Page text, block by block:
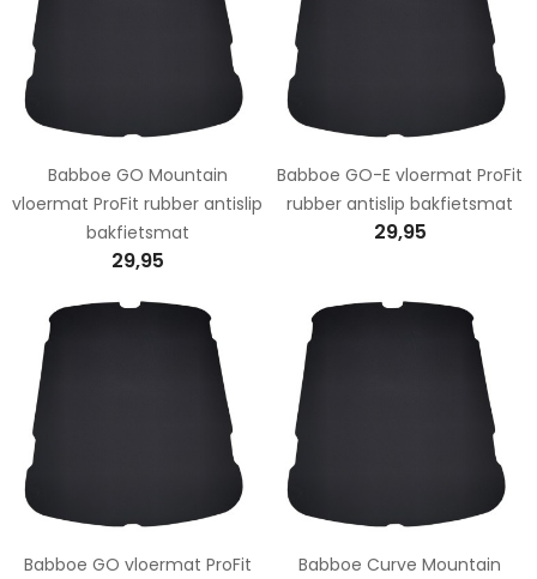
Babboe GO Mountain
vloermat ProFit rubber antislip
bakfietsmat
29,95
Babboe GO-E vloermat ProFit
rubber antislip bakfietsmat
29,95
Babboe GO vloermat ProFit
Babboe Curve Mountain